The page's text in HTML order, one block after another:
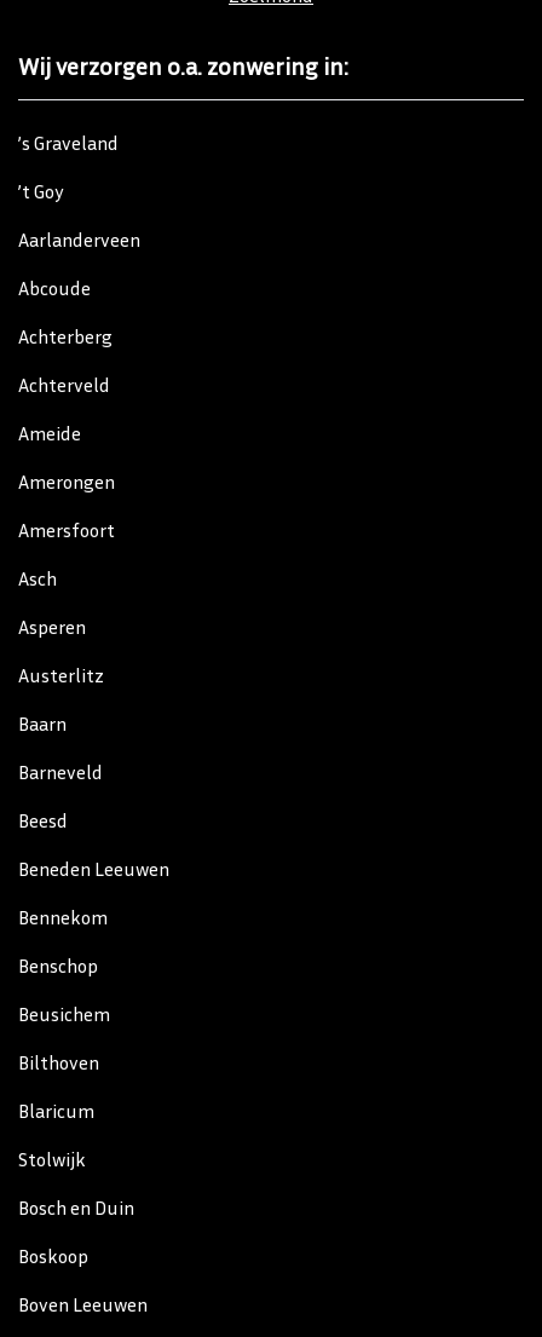
Wij verzorgen o.a. zonwering in:
’s Graveland
’t Goy
Aarlanderveen
Abcoude
Achterberg
Achterveld
Ameide
Amerongen
Amersfoort
Asch
Asperen
Austerlitz
Baarn
Barneveld
Beesd
Beneden Leeuwen
Bennekom
Benschop
Beusichem
Bilthoven
Blaricum
Stolwijk
Bosch en Duin
Boskoop
Boven Leeuwen